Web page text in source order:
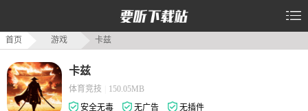
首页 游戏 卡兹
卡兹
体育竞技
150.05MB
安全无毒
无广告 无插件